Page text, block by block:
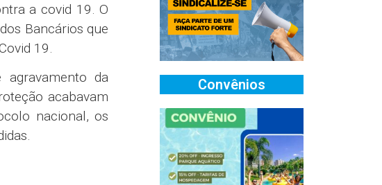
a covid 19. O
Bancários que
19.
da
acabavam
nacional, os
Convênios